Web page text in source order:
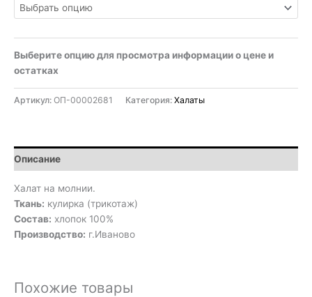
Выберите опцию для просмотра информации о цене и
остатках
Артикул: ОП-00002681 Категория: Халаты
Описание
Халат на молнии.
Ткань: кулирка (трикотаж)
Состав: хлопок 100%
Производство: г.Иваново
Похожие товары